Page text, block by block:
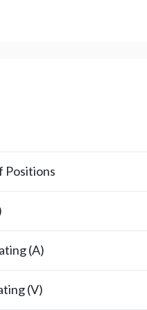
Positions
(A)
(V)